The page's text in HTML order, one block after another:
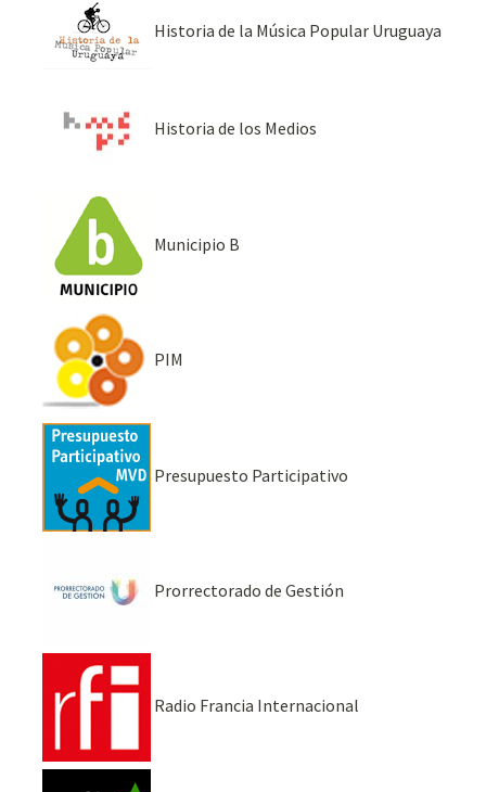
Historia de la Música Popular Uruguaya
Historia de los Medios
Municipio B
PIM
Presupuesto Participativo
Prorrectorado de Gestión
Radio Francia Internacional